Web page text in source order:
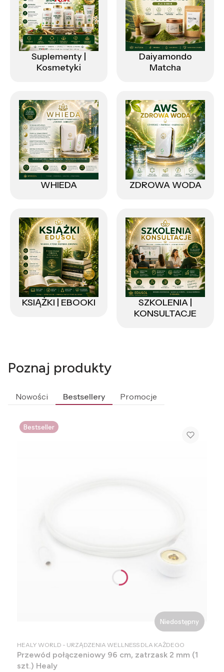
Suplementy |
Kosmetyki
Daiyamondo
Matcha
WHIEDA ZDROWA WODA
KSIĄŻKI | EBOOKI
SZKOLENIA |
KONSULTACJE
Poznaj produkty
Nowości Bestsellery Promocje
Bestseller
Niedostępny
PRODUCENT
HEALY WORLD - URZĄDZENIA WELLNESS DLA KAŻDEGO
Przewód połączeniowy 96 cm, zatrzask 2 mm (1
szt.) Healy